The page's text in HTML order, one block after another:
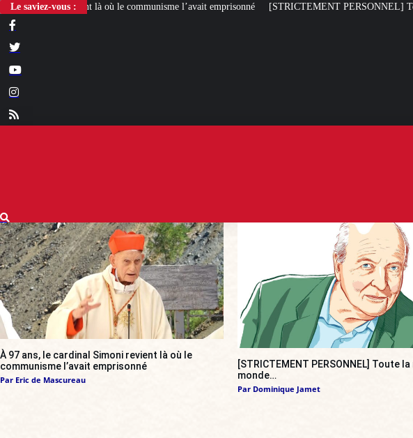
Le saviez-vous :l’avait emprisonné [STRICTEMENT PERSONNEL] Toute la misère du monde…
À 97 ans, le cardinal Simoni revient là où le
communisme l’avait emprisonné
Par Eric de Mascureau
[STRICTEMENT PERSONNEL] Toute
monde…
Par Dominique Jamet